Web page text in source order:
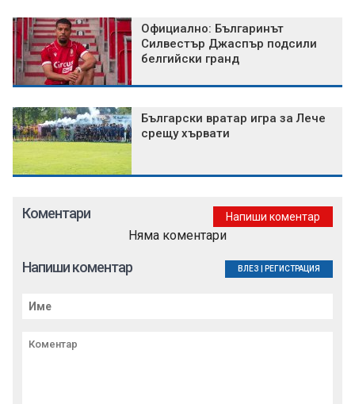
Официално: Българинът
Силвестър Джаспър подсили
белгийски гранд
Български вратар игра за Лече
срещу хървати
Коментари Напиши коментар
Няма коментари
Напиши коментар ВЛЕЗ РЕГИСТРАЦИЯ